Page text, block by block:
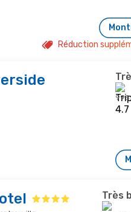
Réduction
995
Très